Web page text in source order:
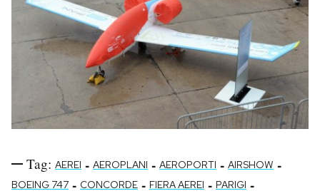
Tag: AEREI - AEROPLANI - AEROPORTI - AIRSHOW -
BOEING 747 - CONCORDE - FIERA AEREI - PARIGI -